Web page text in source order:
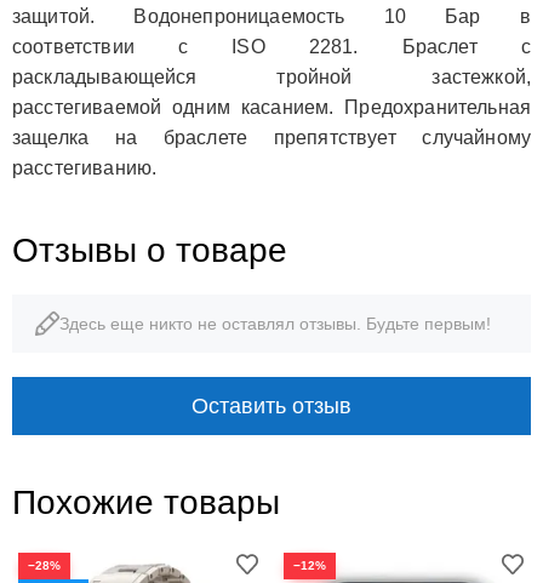
защитой. Водонепроницаемость 10 Бар в
соответствии с ISO 2281. Браслет с
раскладывающейся тройной застежкой,
расстегиваемой одним касанием. Предохранительная
защелка на браслете препятствует случайному
расстегиванию.
Отзывы о товаре
Здесь еще никто не оставлял отзывы. Будьте первым!
Оставить отзыв
Похожие товары
−28% −12%